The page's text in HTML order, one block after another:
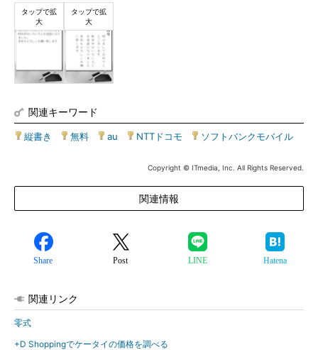
関連キーワード
縦書き 無料 au NTTドコモ ソフトバンクモバイル
Copyright © ITmedia, Inc. All Rights Reserved.
関連情報
Share Post LINE Hatena
関連リンク
零式
+D Shoppingでケータイの価格を調べる